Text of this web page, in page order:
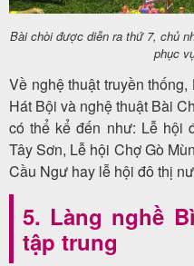
Bài chòi được diễn ra thứ 7, chủ
phục
Về nghệ thuật truyền
Hát Bội và nghệ thuật Bài
có thể kể đến như: Lễ hội
Tây Sơn, Lễ hội Chợ Gò
Cầu Ngư hay lễ hội đô thị
5. Làng nghề
tập trung